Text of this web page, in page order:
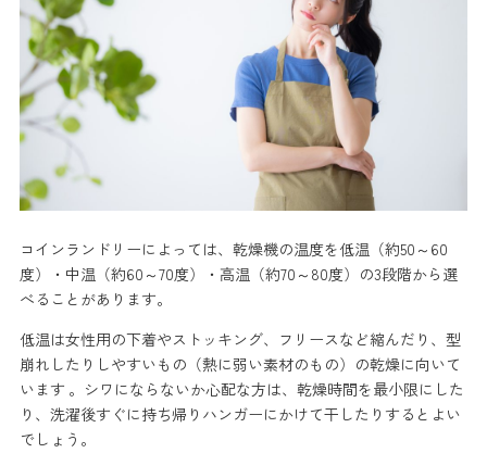
コインランドリーによっては、乾燥機の温度を低温（約50～60
度）・中温（約60～70度）・高温（約70～80度）の3段階から選
べることがあります。
低温は女性用の下着やストッキング、フリースなど縮んだり、型
崩れしたりしやすいもの（熱に弱い素材のもの）の乾燥に向いて
います 。シワにならないか心配な方は、乾燥時間を最小限にした
り、洗濯後すぐに持ち帰りハンガーにかけて干したりするとよい
でしょう。